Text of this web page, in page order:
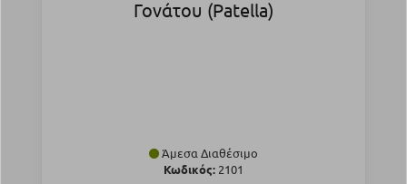
Γονάτου (Patella)
Άμεσα Διαθέσιμο
Κωδικός: 2101